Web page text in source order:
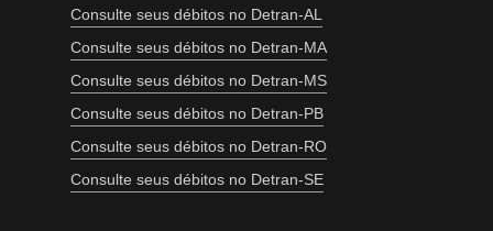
Consulte seus débitos no Detran-AL
Consulte seus débitos no Detran-MA
Consulte seus débitos no Detran-MS
Consulte seus débitos no Detran-PB
Consulte seus débitos no Detran-RO
Consulte seus débitos no Detran-SE